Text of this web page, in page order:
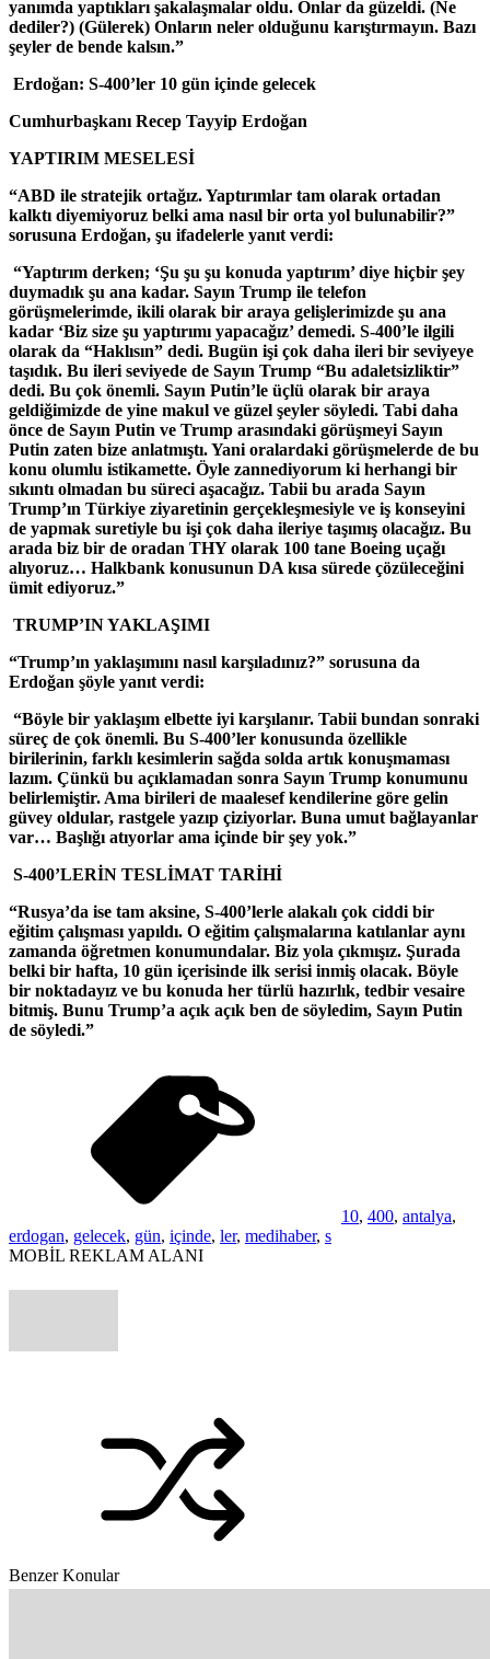
yanımda yaptıkları şakalaşmalar oldu. Onlar da güzeldi. (Ne
dediler?) (Gülerek) Onların neler olduğunu karıştırmayın. Bazı
şeyler de bende kalsın.”
Erdoğan: S-400’ler 10 gün içinde gelecek
Cumhurbaşkanı Recep Tayyip Erdoğan
YAPTIRIM MESELESİ
“ABD ile stratejik ortağız. Yaptırımlar tam olarak ortadan
kalktı diyemiyoruz belki ama nasıl bir orta yol bulunabilir?”
sorusuna Erdoğan, şu ifadelerle yanıt verdi:
“Yaptırım derken; ‘Şu şu şu konuda yaptırım’ diye hiçbir şey
duymadık şu ana kadar. Sayın Trump ile telefon
görüşmelerimde, ikili olarak bir araya gelişlerimizde şu ana
kadar ‘Biz size şu yaptırımı yapacağız’ demedi. S-400’le ilgili
olarak da “Haklısın” dedi. Bugün işi çok daha ileri bir seviyeye
taşıdık. Bu ileri seviyede de Sayın Trump “Bu adaletsizliktir”
dedi. Bu çok önemli. Sayın Putin’le üçlü olarak bir araya
geldiğimizde de yine makul ve güzel şeyler söyledi. Tabi daha
önce de Sayın Putin ve Trump arasındaki görüşmeyi Sayın
Putin zaten bize anlatmıştı. Yani oralardaki görüşmelerde de bu
konu olumlu istikamette. Öyle zannediyorum ki herhangi bir
sıkıntı olmadan bu süreci aşacağız. Tabii bu arada Sayın
Trump’ın Türkiye ziyaretinin gerçekleşmesiyle ve iş konseyini
de yapmak suretiyle bu işi çok daha ileriye taşımış olacağız. Bu
arada biz bir de oradan THY olarak 100 tane Boeing uçağı
alıyoruz… Halkbank konusunun DA kısa sürede çözüleceğini
ümit ediyoruz.”
TRUMP’IN YAKLAŞIMI
“Trump’ın yaklaşımını nasıl karşıladınız?” sorusuna da
Erdoğan şöyle yanıt verdi:
“Böyle bir yaklaşım elbette iyi karşılanır. Tabii bundan sonraki
süreç de çok önemli. Bu S-400’ler konusunda özellikle
birilerinin, farklı kesimlerin sağda solda artık konuşmaması
lazım. Çünkü bu açıklamadan sonra Sayın Trump konumunu
belirlemiştir. Ama birileri de maalesef kendilerine göre gelin
güvey oldular, rastgele yazıp çiziyorlar. Buna umut bağlayanlar
var… Başlığı atıyorlar ama içinde bir şey yok.”
S-400’LERİN TESLİMAT TARİHİ
“Rusya’da ise tam aksine, S-400’lerle alakalı çok ciddi bir
eğitim çalışması yapıldı. O eğitim çalışmalarına katılanlar aynı
zamanda öğretmen konumundalar. Biz yola çıkmışız. Şurada
belki bir hafta, 10 gün içerisinde ilk serisi inmiş olacak. Böyle
bir noktadayız ve bu konuda her türlü hazırlık, tedbir vesaire
bitmiş. Bunu Trump’a açık açık ben de söyledim, Sayın Putin
de söyledi.”
10, 400, antalya,
erdogan, gelecek, gün, içinde, ler, medihaber, s
MOBİL REKLAM ALANI
Benzer Konular